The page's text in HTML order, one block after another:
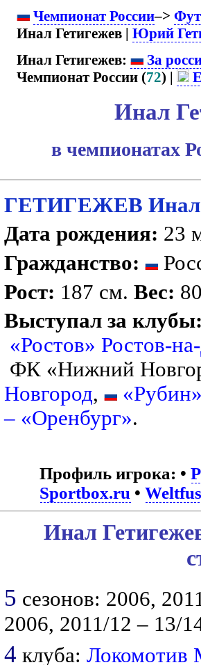
Чемпионат России–>
Инал Гетигежев | Юрий
Инал Гетигежев:
За
Чемпионат России (72) |
Инал
в чемпионатах
ГЕТИГЕЖЕВ Инал
Дата рождения: 23
Гражданство:
Рост: 187 см.Вес:
Выступал за
«Ростов» Ростов-
ФК «Нижний
Новгород,
– «Оренбург».
Профиль игрока: •
Sportbox.ru •
Инал
5 сезонов: 2006,
2006, 2011/12 – 13/
4 клуба:Локомотив